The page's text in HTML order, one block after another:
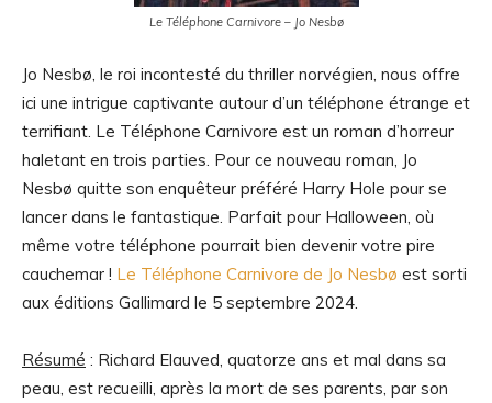
Le Téléphone Carnivore – Jo Nesbø
Jo Nesbø, le roi incontesté du thriller norvégien, nous offre
ici une intrigue captivante autour d’un téléphone étrange et
terrifiant. Le Téléphone Carnivore est un roman d’horreur
haletant en trois parties. Pour ce nouveau roman, Jo
Nesbø quitte son enquêteur préféré Harry Hole pour se
lancer dans le fantastique. Parfait pour Halloween, où
même votre téléphone pourrait bien devenir votre pire
cauchemar ! Le Téléphone Carnivore de Jo Nesbø est sorti
aux éditions Gallimard le 5 septembre 2024.
Résumé : Richard Elauved, quatorze ans et mal dans sa
peau, est recueilli, après la mort de ses parents, par son